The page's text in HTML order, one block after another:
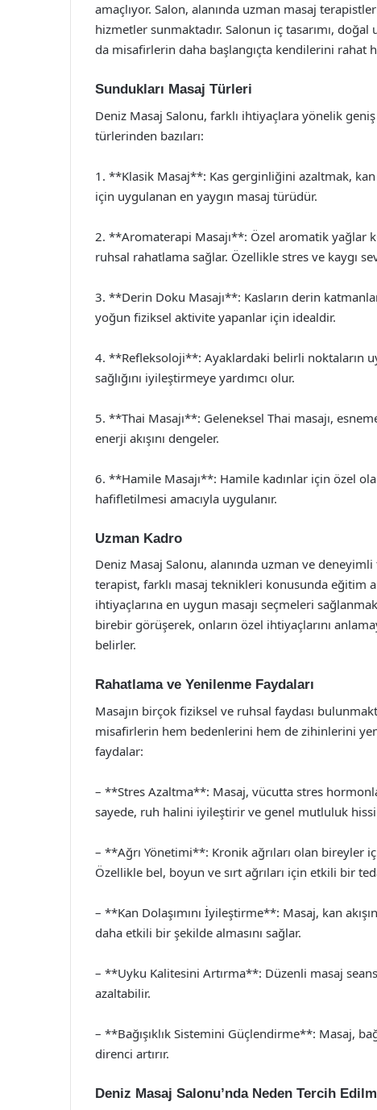
amaçlıyor. Salon, alanında uzman masaj
hizmetler sunmaktadır. Salonun iç tasarımı,
da misafirlerin daha başlangıçta kendilerini rahat
Sundukları Masaj Türleri
Deniz Masaj Salonu, farklı ihtiyaçlara yönelik
türlerinden bazıları:
1. **Klasik Masaj**: Kas gerginliğini azaltmak, kan
için uygulanan en yaygın masaj türüdür.
2. **Aromaterapi Masajı**: Özel aromatik yağlar
ruhsal rahatlama sağlar. Özellikle stres ve kaygı
3. **Derin Doku Masajı**: Kasların derin
yoğun fiziksel aktivite yapanlar için idealdir.
4. **Refleksoloji**: Ayaklardaki belirli noktaların
sağlığını iyileştirmeye yardımcı olur.
5. **Thai Masajı**: Geleneksel Thai masajı,
enerji akışını dengeler.
6. **Hamile Masajı**: Hamile kadınlar için özel
hafifletilmesi amacıyla uygulanır.
Uzman Kadro
Deniz Masaj Salonu, alanında uzman ve
terapist, farklı masaj teknikleri konusunda eğitim
ihtiyaçlarına en uygun masajı seçmeleri
birebir görüşerek, onların özel ihtiyaçlarını
belirler.
Rahatlama ve Yenilenme Faydaları
Masajın birçok fiziksel ve ruhsal faydası
misafirlerin hem bedenlerini hem de zihinlerini
faydalar:
– **Stres Azaltma**: Masaj, vücutta stres
sayede, ruh halini iyileştirir ve genel mutluluk
– **Ağrı Yönetimi**: Kronik ağrıları olan bireyler
Özellikle bel, boyun ve sırt ağrıları için etkili bir
– **Kan Dolaşımını İyileştirme**: Masaj, kan
daha etkili bir şekilde almasını sağlar.
– **Uyku Kalitesini Artırma**: Düzenli masaj
azaltabilir.
– **Bağışıklık Sistemini Güçlendirme**: Masaj,
direnci artırır.
Deniz Masaj Salonu’nda Neden Tercih